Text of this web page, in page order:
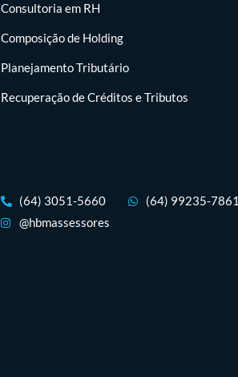
Consultoria em RH
Composição de Holding
Planejamento Tributário
Recuperação de Créditos e Tributos
(64) 3051-5660
@hbmassessores
(64) 99235-7861